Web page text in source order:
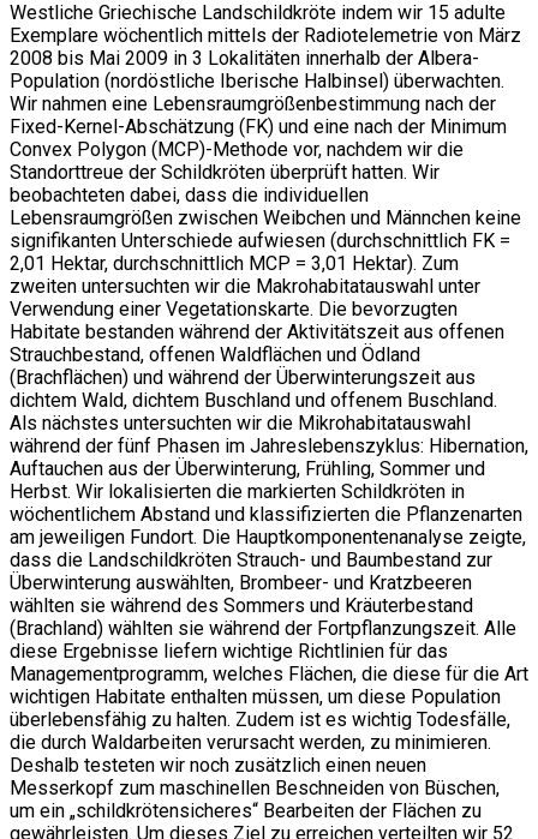
Westliche Griechische Landschildkröte indem wir 15 adulte
Exemplare wöchentlich mittels der Radiotelemetrie von März
2008 bis Mai 2009 in 3 Lokalitäten innerhalb der Albera-
Population (nordöstliche Iberische Halbinsel) überwachten.
Wir nahmen eine Lebensraumgrößenbestimmung nach der
Fixed-Kernel-Abschätzung (FK) und eine nach der Minimum
Convex Polygon (MCP)-Methode vor, nachdem wir die
Standorttreue der Schildkröten überprüft hatten. Wir
beobachteten dabei, dass die individuellen
Lebensraumgrößen zwischen Weibchen und Männchen keine
signifikanten Unterschiede aufwiesen (durchschnittlich FK =
2,01 Hektar, durchschnittlich MCP = 3,01 Hektar). Zum
zweiten untersuchten wir die Makrohabitatauswahl unter
Verwendung einer Vegetationskarte. Die bevorzugten
Habitate bestanden während der Aktivitätszeit aus offenen
Strauchbestand, offenen Waldflächen und Ödland
(Brachflächen) und während der Überwinterungszeit aus
dichtem Wald, dichtem Buschland und offenem Buschland.
Als nächstes untersuchten wir die Mikrohabitatauswahl
während der fünf Phasen im Jahreslebenszyklus: Hibernation,
Auftauchen aus der Überwinterung, Frühling, Sommer und
Herbst. Wir lokalisierten die markierten Schildkröten in
wöchentlichem Abstand und klassifizierten die Pflanzenarten
am jeweiligen Fundort. Die Hauptkomponentenanalyse zeigte,
dass die Landschildkröten Strauch- und Baumbestand zur
Überwinterung auswählten, Brombeer- und Kratzbeeren
wählten sie während des Sommers und Kräuterbestand
(Brachland) wählten sie während der Fortpflanzungszeit. Alle
diese Ergebnisse liefern wichtige Richtlinien für das
Managementprogramm, welches Flächen, die diese für die Art
wichtigen Habitate enthalten müssen, um diese Population
überlebensfähig zu halten. Zudem ist es wichtig Todesfälle,
die durch Waldarbeiten verursacht werden, zu minimieren.
Deshalb testeten wir noch zusätzlich einen neuen
Messerkopf zum maschinellen Beschneiden von Büschen,
um ein „schildkrötensicheres“ Bearbeiten der Flächen zu
gewährleisten. Um dieses Ziel zu erreichen verteilten wir 52